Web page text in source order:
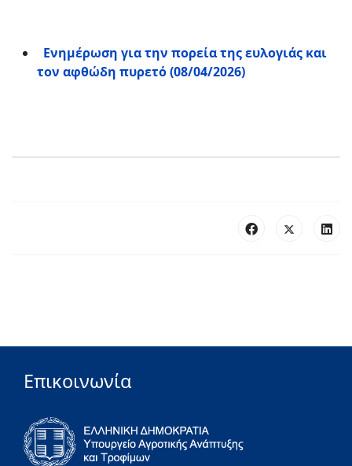
Ενημέρωση για την πορεία της ευλογιάς και
τον αφθώδη πυρετό (08/04/2026)
Επικοινωνία